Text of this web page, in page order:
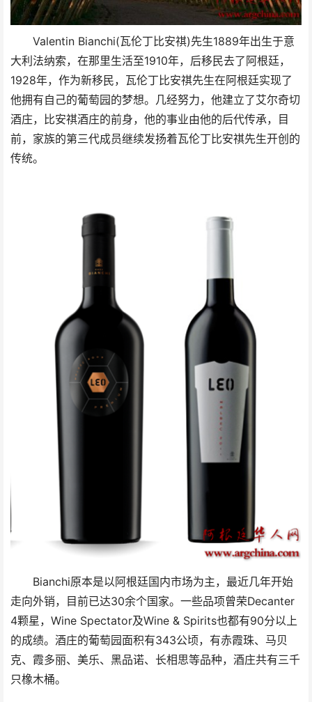
Valentin Bianchi(瓦伦丁比安祺)先生1889年出生于意
大利法纳索，在那里生活至1910年，后移民去了阿根廷，
1928年，作为新移民，瓦伦丁比安祺先生在阿根廷实现了
他拥有自己的葡萄园的梦想。几经努力，他建立了艾尔奇切
酒庄，比安祺酒庄的前身，他的事业由他的后代传承，目
前，家族的第三代成员继续发扬着瓦伦丁比安祺先生开创的
传统。
Bianchi原本是以阿根廷国内市场为主，最近几年开始
走向外销，目前已达30余个国家。一些品项曾荣Decanter
4颗星，Wine Spectator及Wine & Spirits也都有90分以上
的成绩。酒庄的葡萄园面积有343公顷，有赤霞珠、马贝
克、霞多丽、美乐、黑品诺、长相思等品种，酒庄共有三千
只橡木桶。